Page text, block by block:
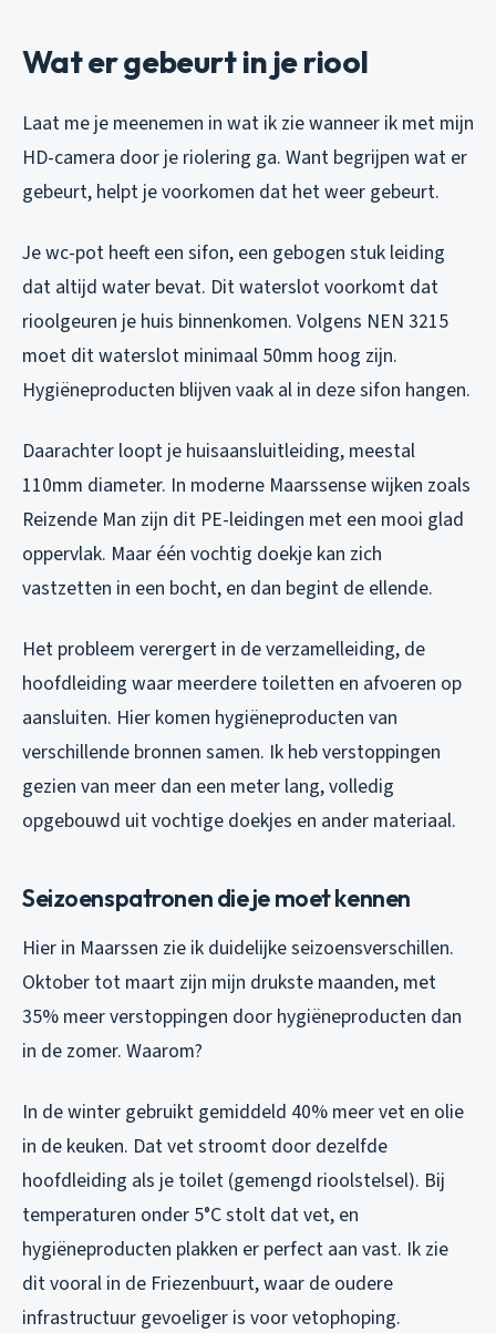
Wat er gebeurt in je riool
Laat me je meenemen in wat ik zie wanneer ik met mijn
HD-camera door je riolering ga. Want begrijpen wat er
gebeurt, helpt je voorkomen dat het weer gebeurt.
Je wc-pot heeft een sifon, een gebogen stuk leiding
dat altijd water bevat. Dit waterslot voorkomt dat
rioolgeuren je huis binnenkomen. Volgens NEN 3215
moet dit waterslot minimaal 50mm hoog zijn.
Hygiëneproducten blijven vaak al in deze sifon hangen.
Daarachter loopt je huisaansluitleiding, meestal
110mm diameter. In moderne Maarssense wijken zoals
Reizende Man zijn dit PE-leidingen met een mooi glad
oppervlak. Maar één vochtig doekje kan zich
vastzetten in een bocht, en dan begint de ellende.
Het probleem verergert in de verzamelleiding, de
hoofdleiding waar meerdere toiletten en afvoeren op
aansluiten. Hier komen hygiëneproducten van
verschillende bronnen samen. Ik heb verstoppingen
gezien van meer dan een meter lang, volledig
opgebouwd uit vochtige doekjes en ander materiaal.
Seizoenspatronen die je moet kennen
Hier in Maarssen zie ik duidelijke seizoensverschillen.
Oktober tot maart zijn mijn drukste maanden, met
35% meer verstoppingen door hygiëneproducten dan
in de zomer. Waarom?
In de winter gebruikt gemiddeld 40% meer vet en olie
in de keuken. Dat vet stroomt door dezelfde
hoofdleiding als je toilet (gemengd rioolstelsel). Bij
temperaturen onder 5°C stolt dat vet, en
hygiëneproducten plakken er perfect aan vast. Ik zie
dit vooral in de Friezenbuurt, waar de oudere
infrastructuur gevoeliger is voor vetophoping.